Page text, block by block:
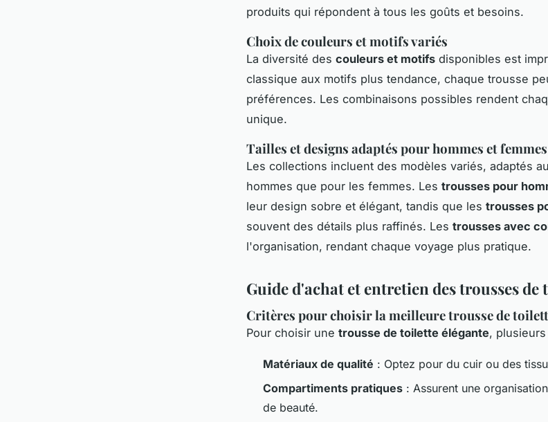
produits qui répondent à tous les goûts et besoins.
Choix de couleurs et motifs variés
La diversité des couleurs et motifs disponibles est
classique aux motifs plus tendance, chaque trousse
préférences. Les combinaisons possibles rendent
unique.
Tailles et designs adaptés pour hommes et femmes
Les collections incluent des modèles variés, adaptés
hommes que pour les femmes. Les trousses pour
leur design sobre et élégant, tandis que les trousses
souvent des détails plus raffinés. Les trousses avec
l'organisation, rendant chaque voyage plus pratique.
Guide d'achat et entretien des trousses
Critères pour choisir la meilleure trousse de
Pour choisir une trousse de toilette élégante,
Matériaux de qualité : Optez pour du cuir ou des
Compartiments pratiques : Assurent une
de beauté.